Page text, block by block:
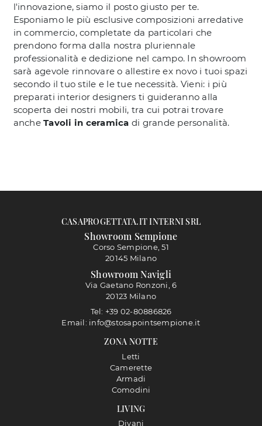
l'innovazione, siamo il posto giusto per te.
Esponiamo le più esclusive composizioni arredative
in commercio, completate da particolari che
prendono forma dalla nostra pluriennale
professionalità e dedizione nel campo. In showroom
sarà agevole rinnovare o allestire ex novo i tuoi spazi
secondo il tuo stile e le tue necessità. Vieni: i più
preparati interior designers ti guideranno alla
scoperta dei nostri mobili, tra cui potrai trovare
anche Tavoli in ceramica di grande personalità.
LIVING
Divani
ZONA NOTTE
Letti
Camerette
Armadi
Comodini
CASAPROGETTATA.IT INTERNI SRL
Showroom Sempione
Corso Sempione, 51
20145 Milano
Showroom Navigli
Via Gaetano Ronzoni, 6
20123 Milano
Tel: +39 02-80886826
Email: info@stosapointsempione.it